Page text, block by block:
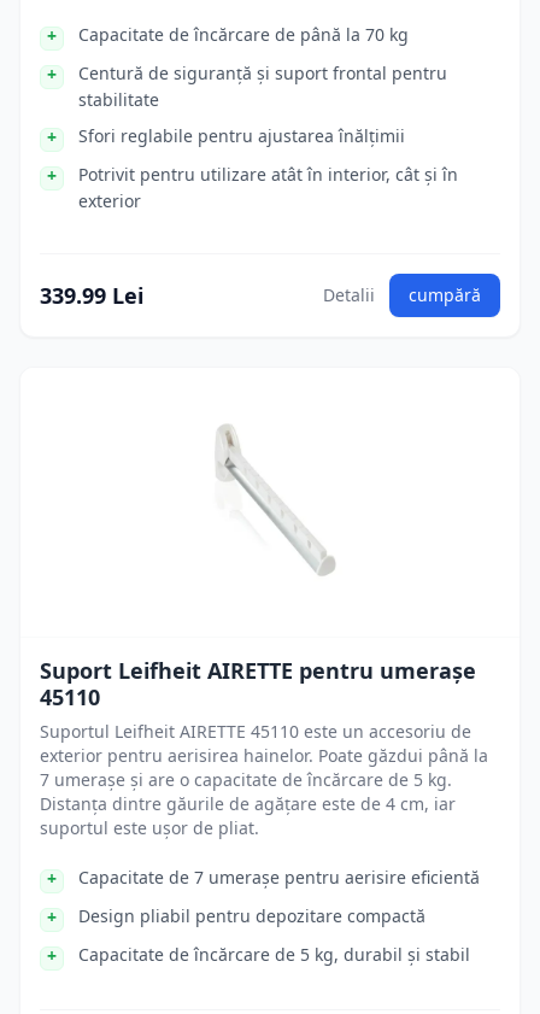
Capacitate de încărcare de până la 70 kg
Centură de siguranță și suport frontal pentru
stabilitate
Sfori reglabile pentru ajustarea înălțimii
Potrivit pentru utilizare atât în interior, cât și în
exterior
339.99 Lei Detalii cumpără
Suport Leifheit AIRETTE pentru umerașe
45110
Suportul Leifheit AIRETTE 45110 este un accesoriu de
exterior pentru aerisirea hainelor. Poate găzdui până la
7 umerașe și are o capacitate de încărcare de 5 kg.
Distanța dintre găurile de agățare este de 4 cm, iar
suportul este ușor de pliat.
Capacitate de 7 umerașe pentru aerisire eficientă
Design pliabil pentru depozitare compactă
Capacitate de încărcare de 5 kg, durabil și stabil